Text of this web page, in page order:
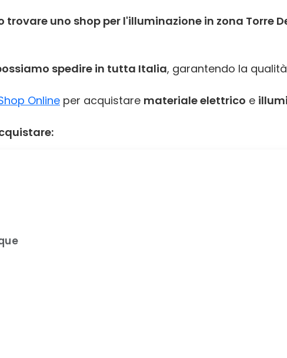
trovare uno shop per l'illuminazione in zona Torre
spedire in tutta Italia, garantendo la
Online per acquistare materiale elettrico e